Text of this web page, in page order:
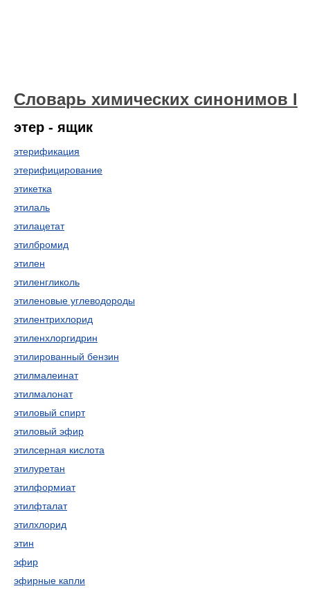
Cловарь химических синонимов I
этер - ящик
этерификация
этерифицирование
этикетка
этилаль
этилацетат
этилбромид
этилен
этиленгликоль
этиленовые углеводороды
этилентрихлорид
этиленхлоргидрин
этилированный бензин
этилмалеинат
этилмалонат
этиловый спирт
этиловый эфир
этилсерная кислота
этилуретан
этилформиат
этилфталат
этилхлорид
этин
эфир
эфирные капли